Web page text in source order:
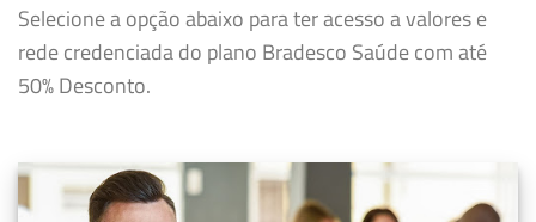
Selecione a opção abaixo para ter acesso a valores e
rede credenciada do plano Bradesco Saúde com até
50% Desconto.